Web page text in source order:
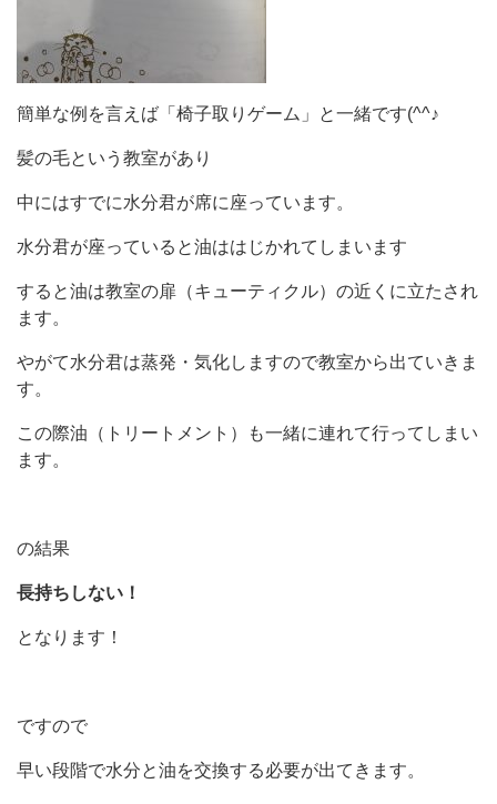
簡単な例を言えば「椅子取りゲーム」と一緒です(^^♪
髪の毛という教室があり
中にはすでに水分君が席に座っています。
水分君が座っていると油ははじかれてしまいます
すると油は教室の扉（キューティクル）の近くに立たされ
ます。
やがて水分君は蒸発・気化しますので教室から出ていきま
す。
この際油（トリートメント）も一緒に連れて行ってしまい
ます。
の結果
長持ちしない！
となります！
ですので
早い段階で水分と油を交換する必要が出てきます。